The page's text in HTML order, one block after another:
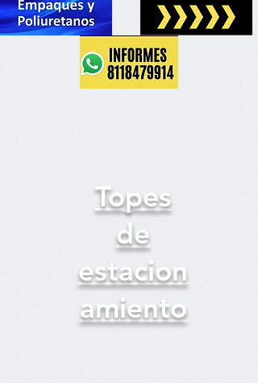
Topes
de
estacion
amiento